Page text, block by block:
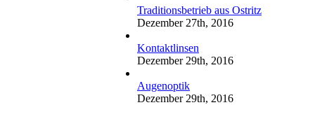
Traditionsbetrieb aus Ostritz
Dezember 27th, 2016
Kontaktlinsen
Dezember 29th, 2016
Augenoptik
Dezember 29th, 2016